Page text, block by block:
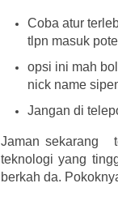
Coba atur
tlpn masuk
opsi ini mah
nick name
Jangan di
Jaman sekarang
teknologi yang
berkah da.